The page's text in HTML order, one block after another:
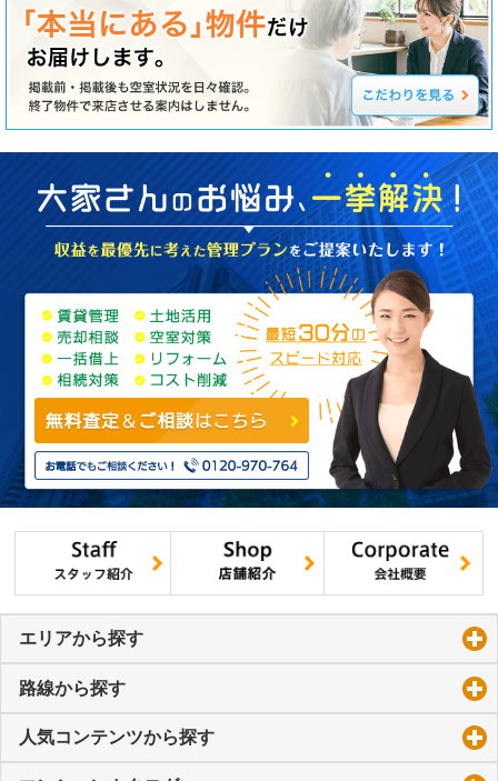
エリアから探す
路線から探す
人気コンテンツから探す